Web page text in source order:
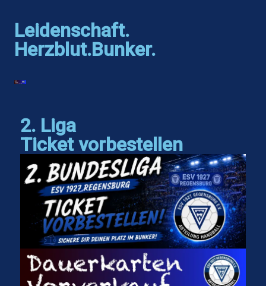
Leidenschaft.
Herzblut.Bunker.
2. Liga
Ticket vorbestellen